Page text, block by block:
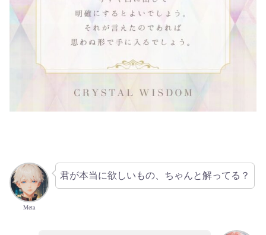
Meta
君が本当に欲しいもの、ちゃんと解ってる？